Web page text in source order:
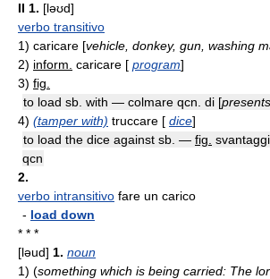
II 1. [ləʊd]
verbo transitivo
1) caricare [vehicle, donkey, gun, washing
2) inform. caricare [ program]
3) fig.
to load sb. with — colmare qcn. di [
4) (tamper with) truccare [ dice]
to load the dice against sb. — fig.
qcn
2.
verbo intransitivo fare un carico
- load down
* * *
[ləud] 1. noun
1) (something which is being carried: The